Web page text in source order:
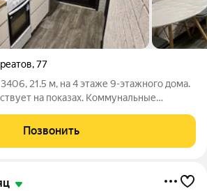
,77
21.5 м, на 4 этаже 9-этажного дома.
на показах. Коммунальные
проживания: без детей, без питомцев.
Позвонить